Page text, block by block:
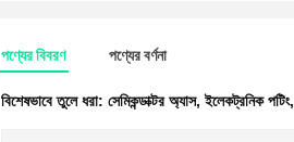
পণ্যের বিবরণ পণ্যের বর্ণনা
বিশেষভাবে তুলে ধরা: সেমিকন্ডাক্টর অ্যাস,ইলেকট্রনিক পটিং,